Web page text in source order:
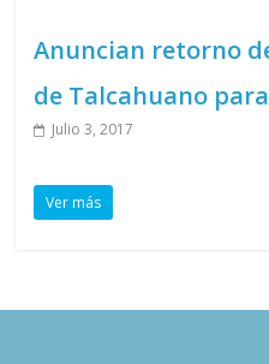
solo
Anuncian retorno
de Talcahuano
Julio 3, 2017
Ver más